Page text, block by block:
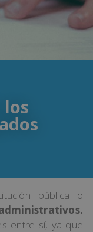
pública o
entre sí, ya que